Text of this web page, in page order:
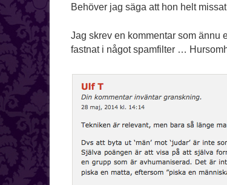
Behöver jag säga att hon helt
Jag skrev en kommentar som ännu
fastnat i något spamfilter …